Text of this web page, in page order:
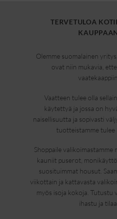
TERVETULOA
Olemme suomalainen
ovat niin mukavia,
vaatekaappiin.
Vaatteen tulee olla
käytettyä ja jossa on
naisellisuutta ja sopivasti
tuotteistamme tulee
Shoppaile valikoimastamme
kauniit puserot,
suosituimmat housut.
viikottain ja kattavasta
myös isoja kokoja. Tutustu
ihastu ja tilaa.